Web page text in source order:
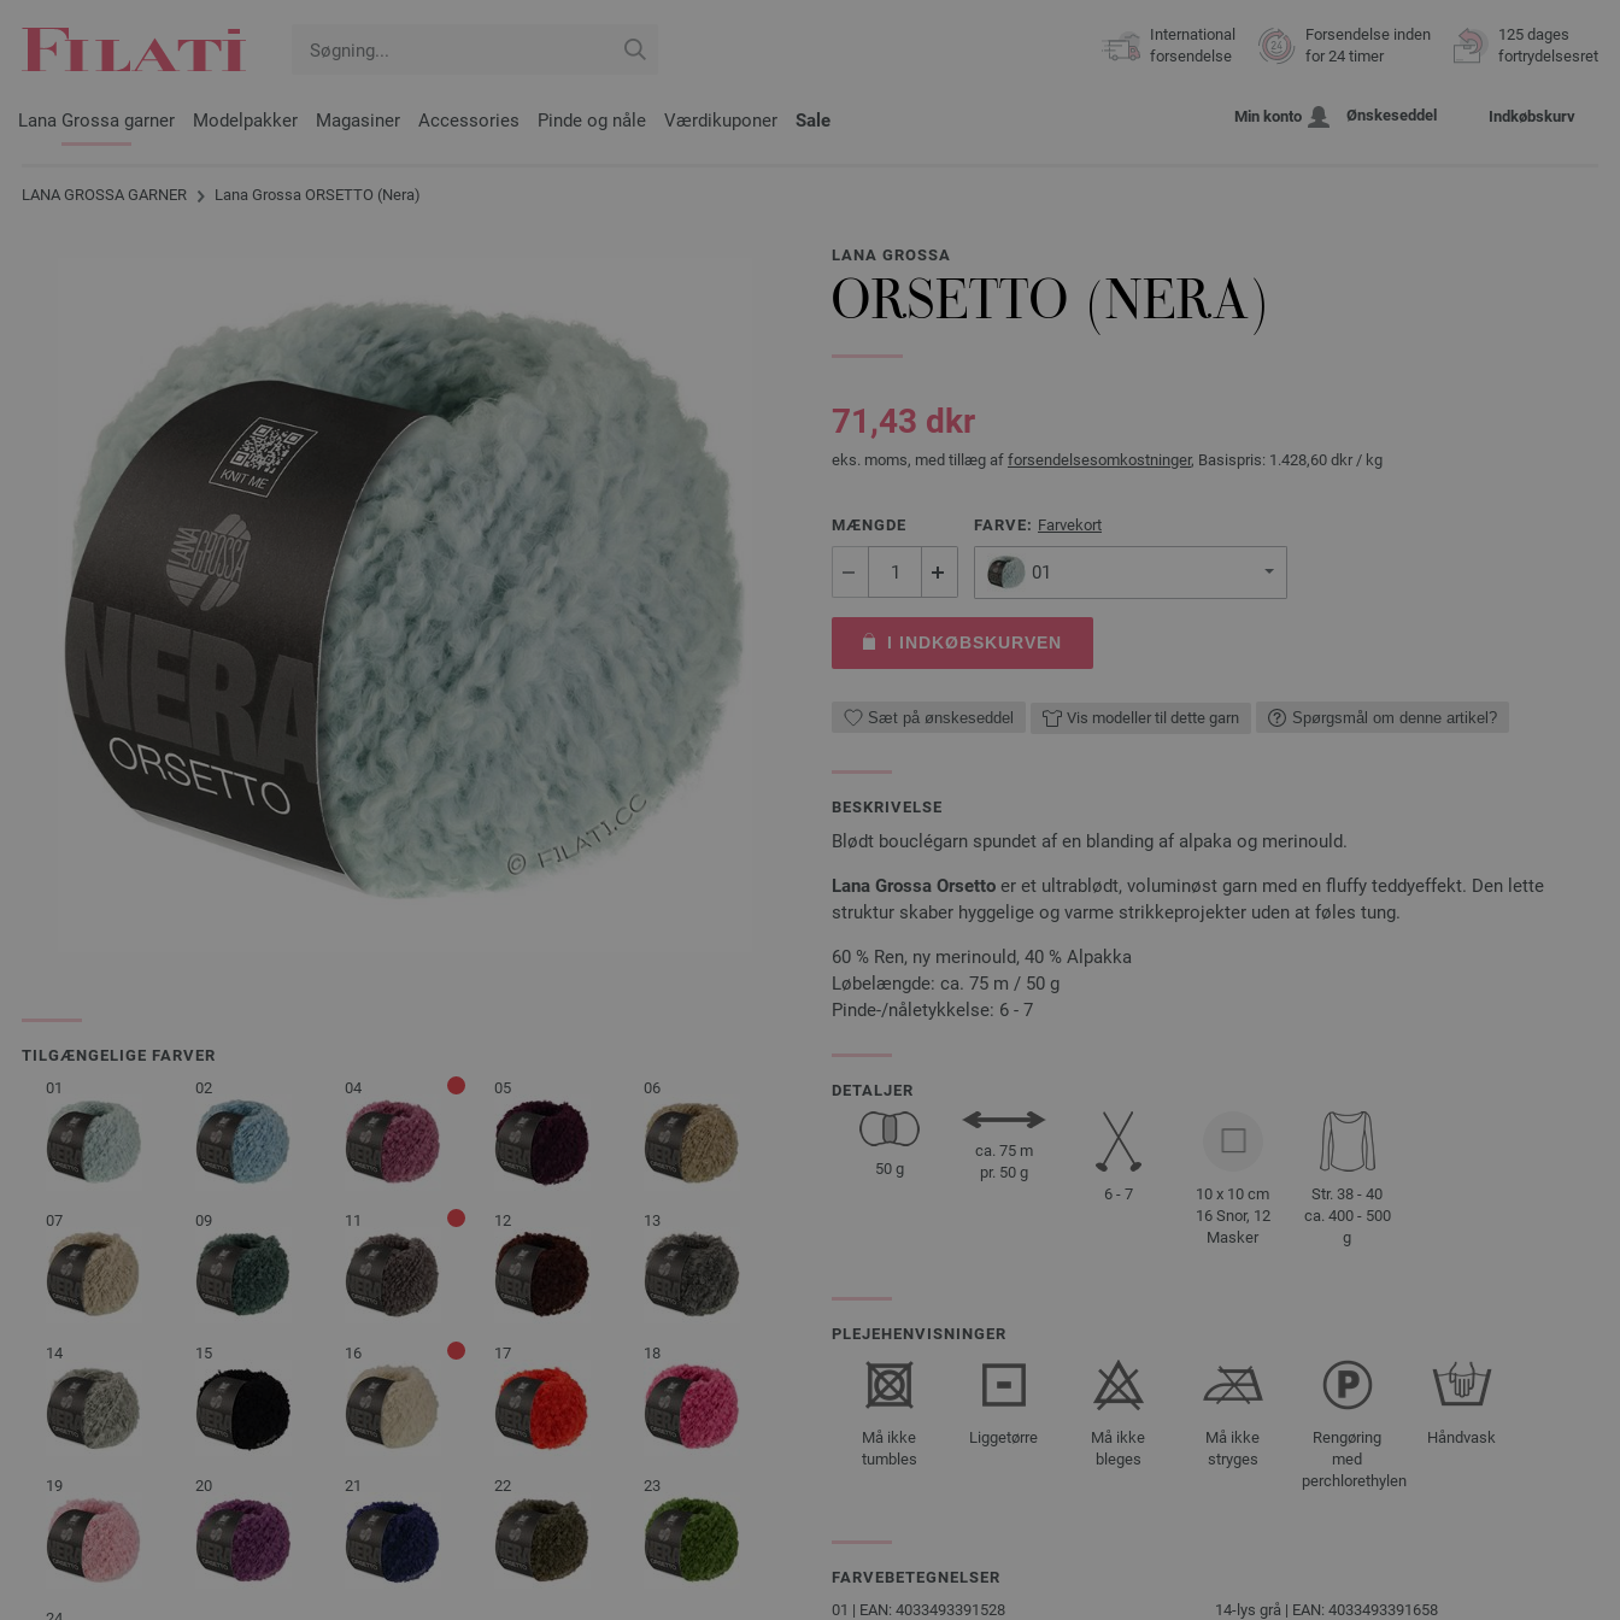
International
forsendelse
Forsendelse inden
for 24 timer
125 dages
fortrydelsesret
Lana Grossa garner Modelpakker Magasiner Accessories Pinde og nåle Værdikuponer Sale Min konto Ønskeseddel Indkøbskurv
LANA GROSSA GARNER Lana Grossa ORSETTO (Nera)
TILGÆNGELIGE FARVER
01
02 04 05 06
07 09 11 12 13
14 15 16 17 18
19 20 21 22 23
LANA GROSSA
ORSETTO (NERA)
71,43 dkr
eks. moms, med tillæg af forsendelsesomkostninger, Basispris: 1.428,60 dkr / kg
MÆNGDE FARVE: Farvekort
01
I INDKØBSKURVEN
Sæt på ønskeseddel Vis modeller til dette garn Spørgsmål om denne artikel?
BESKRIVELSE
Blødt bouclégarn spundet af en blanding af alpaka og merinould.
Lana Grossa Orsetto er et ultrablødt, voluminøst garn med en fluffy teddyeffekt. Den lette
struktur skaber hyggelige og varme strikkeprojekter uden at føles tung.
60 % Ren, ny merinould, 40 % Alpakka
Løbelængde: ca. 75 m / 50 g
Pinde-/nåletykkelse: 6 - 7
DETALJER
50 g
ca. 75 m
pr. 50 g
6 - 7
10 x 10 cm
16 Snor, 12
Masker
Str. 38 - 40
ca. 400 - 500
g
PLEJEHENVISNINGER
Må ikke
tumbles
Liggetørre
Må ikke
bleges
Må ikke
stryges
Rengøring
med
perchlorethylen
Håndvask
FARVEBETEGNELSER
01 | EAN: 4033493391528
14-lys grå | EAN: 4033493391658